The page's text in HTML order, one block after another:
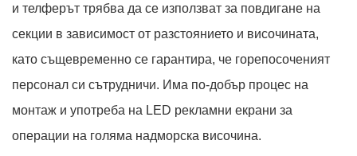
и телферът трябва да се използват за повдигане на
секции в зависимост от разстоянието и височината,
като същевременно се гарантира, че горепосоченият
персонал си сътрудничи. Има по-добър процес на
монтаж и употреба на LED рекламни екрани за
операции на голяма надморска височина.